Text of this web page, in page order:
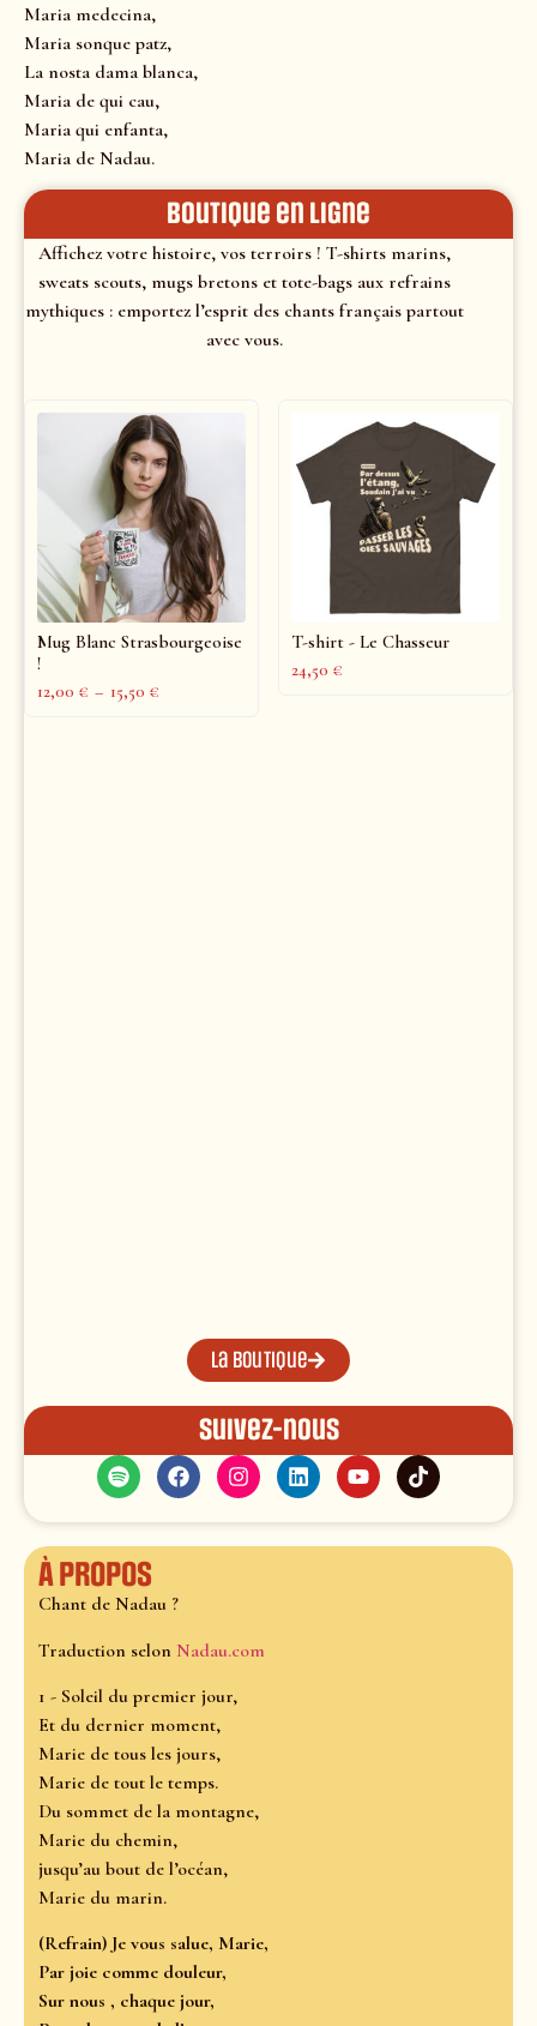
Maria medecina,
Maria sonque patz,
La nosta dama blanca,
Maria de qui cau,
Maria qui enfanta,
Maria de Nadau.
Boutique en ligne
Affichez votre histoire, vos terroirs ! T-shirts marins,
sweats scouts, mugs bretons et tote-bags aux refrains
mythiques : emportez l’esprit des chants français partout
avec vous.
Mug Blanc Strasbourgeoise
!
12,00 € – 15,50 €
T-shirt - Le Chasseur
24,50 €
La boutique
Suivez-nous
À propos
Chant de Nadau ?
Traduction selon Nadau.com
1 - Soleil du premier jour,
Et du dernier moment,
Marie de tous les jours,
Marie de tout le temps.
Du sommet de la montagne,
Marie du chemin,
jusqu’au bout de l’océan,
Marie du marin.
(Refrain) Je vous salue, Marie,
Par joie comme douleur,
Sur nous , chaque jour,